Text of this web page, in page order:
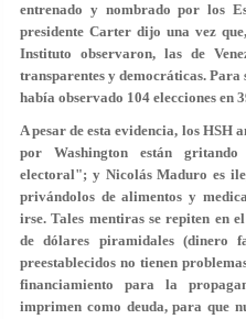
entrenado y nombrado por los
presidente Carter dijo una vez
Instituto observaron, las de
transparentes y democráticas.
había observado 104 elecciones en
A pesar de esta evidencia, los HSH
por Washington están
electoral"; y Nicolás Maduro es
privándolos de alimentos y
irse. Tales mentiras se repiten en
de dólares piramidales (dinero
preestablecidos no tienen
financiamiento para la
imprimen como deuda, para que